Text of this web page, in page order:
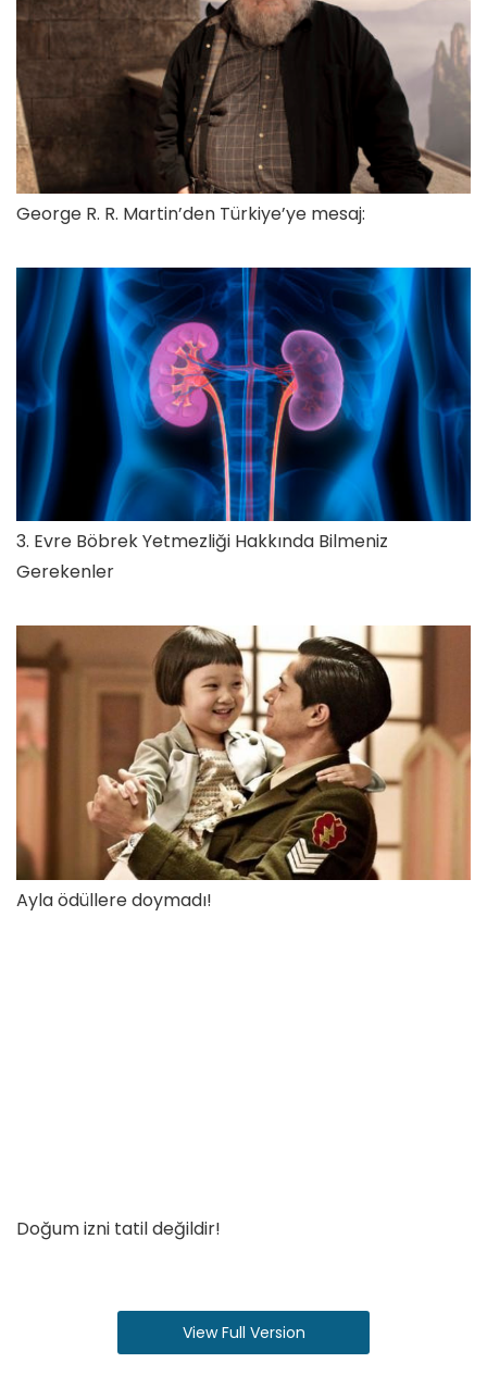
George R. R. Martin’den Türkiye’ye mesaj:
3. Evre Böbrek Yetmezliği Hakkında Bilmeniz
Gerekenler
Ayla ödüllere doymadı!
Doğum izni tatil değildir!
View Full Version